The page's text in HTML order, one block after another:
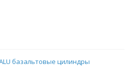
базальтовые цилиндры